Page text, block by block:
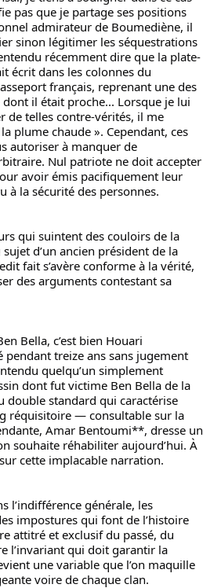
pas que je partage ses positions
admirateur de Boumediène, il
sinon légitimer les séquestrations
récemment dire que la plate-
écrit dans les colonnes du
français, reprenant une des
il était proche... Lorsque je lui
de telles contre-vérités, il me
plume chaude ». Cependant, ces
autoriser à manquer de
Nul patriote ne doit accepter
avoir émis pacifiquement leur
à la sécurité des personnes.
qui suintent des couloirs de la
d’un ancien président de la
fait s’avère conforme à la vérité,
des arguments contestant sa
Bella, c’est bien Houari
pendant treize ans sans jugement
quelqu’un simplement
dont fut victime Ben Bella de la
double standard qui caractérise
réquisitoire — consultable sur la
Amar Bentoumi**, dresse un
souhaite réhabiliter aujourd’hui. À
cette implacable narration.
l’indifférence générale, les
impostures qui font de l’histoire
attitré et exclusif du passé, du
l’invariant qui doit garantir la
une variable que l’on maquille
voire de chaque clan.